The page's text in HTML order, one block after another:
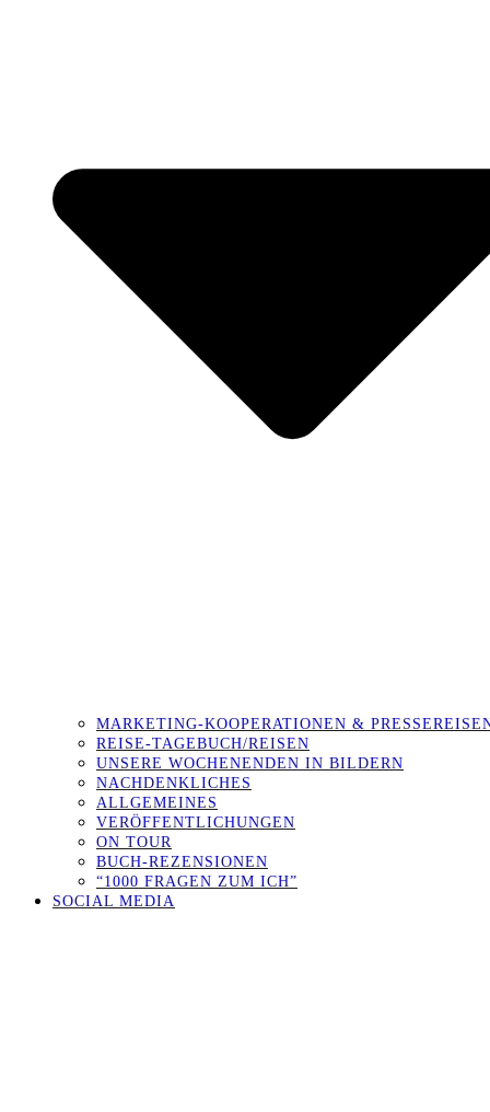
MARKETING-KOOPERATIONEN &
REISE-TAGEBUCH/REISEN
UNSERE WOCHENENDEN IN BILDERN
NACHDENKLICHES
ALLGEMEINES
VERÖFFENTLICHUNGEN
ON TOUR
BUCH-REZENSIONEN
“1000 FRAGEN ZUM ICH”
SOCIAL MEDIA